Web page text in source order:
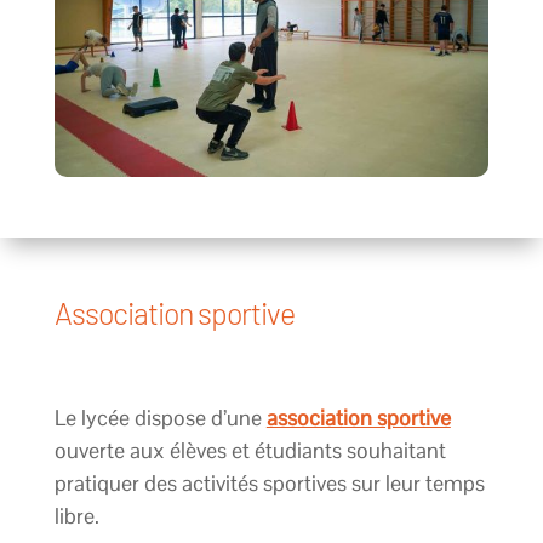
Association sportive
Le lycée dispose d’uneassociation sportive
ouverte aux élèves et étudiants souhaitant
pratiquer des activités sportives sur leur temps
libre.